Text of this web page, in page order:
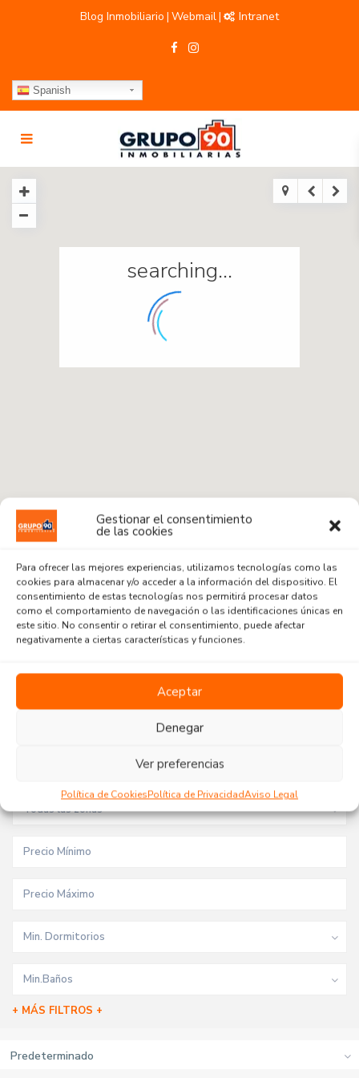
Gestionar el consentimiento
de las cookies
Para ofrecer las mejores experiencias, utilizamos tecnologías como las
cookies para almacenar y/o acceder a la información del dispositivo. El
consentimiento de estas tecnologías nos permitirá procesar datos
como el comportamiento de navegación o las identificaciones únicas en
este sitio. No consentir o retirar el consentimiento, puede afectar
negativamente a ciertas características y funciones.
Aceptar
Denegar
Ver preferencias
Política de CookiesPolítica de PrivacidadAviso Legal
Blog Inmobiliario | Webmail| Intranet
Spanish
searching...
Radius:1 km
Todas las zonas
Min. Dormitorios
Min.Baños
+ MÁS FILTROS +
Predeterminado